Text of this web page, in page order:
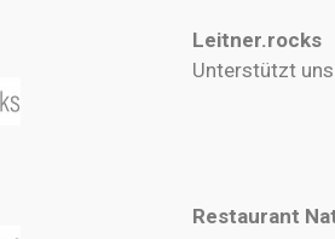
Leitner.rocks
Unterstützt
Restaurant